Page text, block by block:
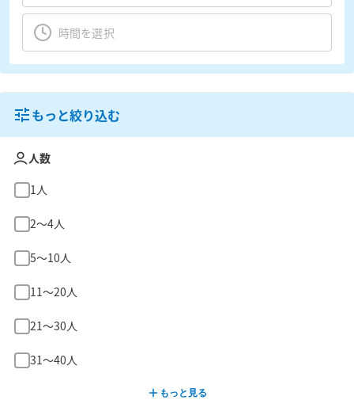
もっと絞り込む
人数
1人
2〜4人
5〜10人
11〜20人
21〜30人
31〜40人
もっと見る